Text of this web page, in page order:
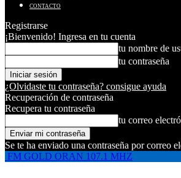
CONTACTO
Registrarse
¡Bienvenido! Ingresa en tu cuenta
tu nombre de
tu contraseña
¿Olvidaste tu contraseña? consigue ayuda
Recuperación de contraseña
Recupera tu contraseña
tu correo
Se te ha enviado una contraseña por correo
FM GOLD ORAN 107.1 MHZ